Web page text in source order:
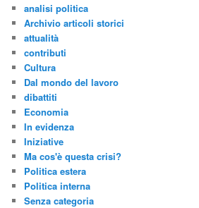
analisi politica
Archivio articoli storici
attualità
contributi
Cultura
Dal mondo del lavoro
dibattiti
Economia
In evidenza
Iniziative
Ma cos'è questa crisi?
Politica estera
Politica interna
Senza categoria